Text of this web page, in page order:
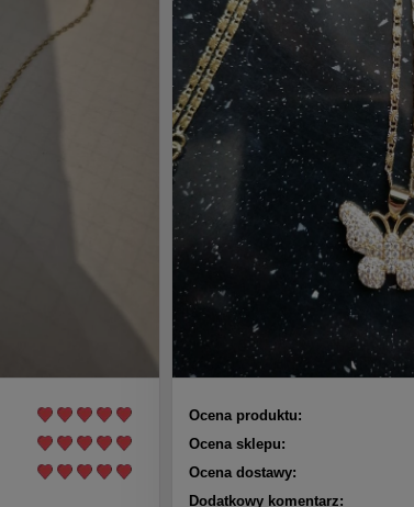
Ocena produktu:
Ocena sklepu:
Ocena dostawy:
Dodatkowy komentarz: